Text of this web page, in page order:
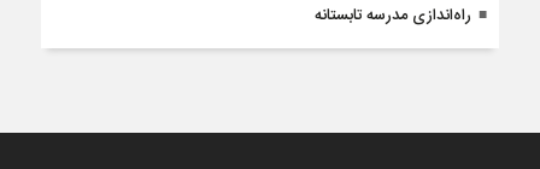
راه‌اندازی مدرسه تابستانه